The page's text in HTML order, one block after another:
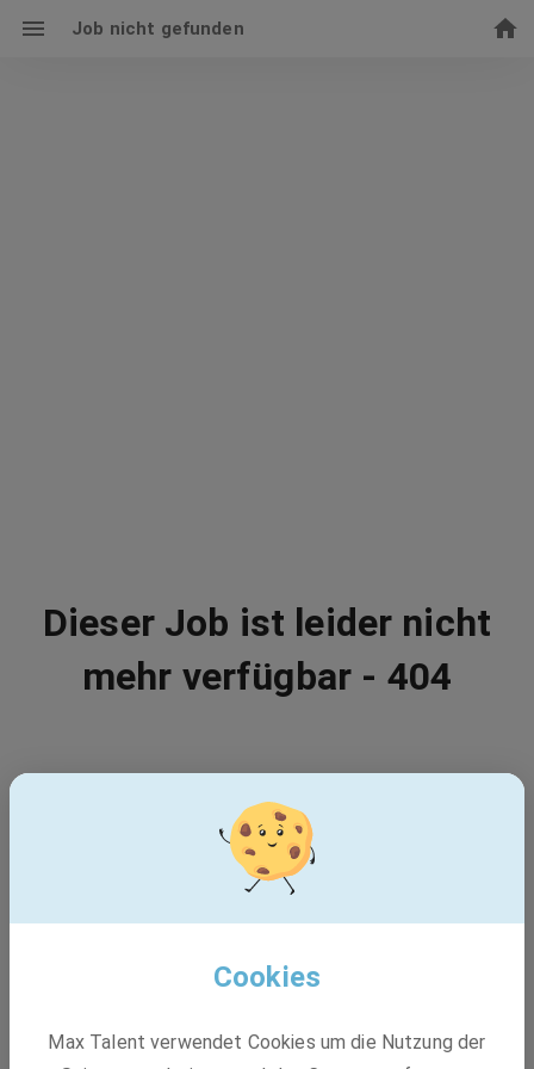
Job nicht gefunden
Dieser Job ist leider nicht
mehr verfügbar - 404
Vielleicht passt einer dieser Jobs:
Festanstellung
Cookies
Max Talent verwendet Cookies um die Nutzung der